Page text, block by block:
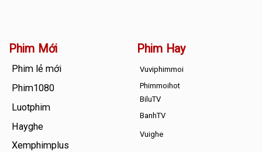
Phim Mới
Phim lẻ mới
Phim1080
Luotphim
Hayghe
Xemphimplus
Phim Hay
Vuviphimmoi
Phimmoihot
BiluTV
BanhTV
Vuighe